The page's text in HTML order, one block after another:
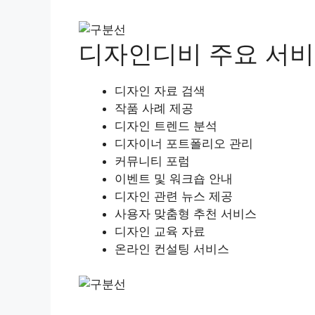
디자인디비 주요 서
디자인 자료 검색
작품 사례 제공
디자인 트렌드 분석
디자이너 포트폴리오 관리
커뮤니티 포럼
이벤트 및 워크숍 안내
디자인 관련 뉴스 제공
사용자 맞춤형 추천 서비스
디자인 교육 자료
온라인 컨설팅 서비스